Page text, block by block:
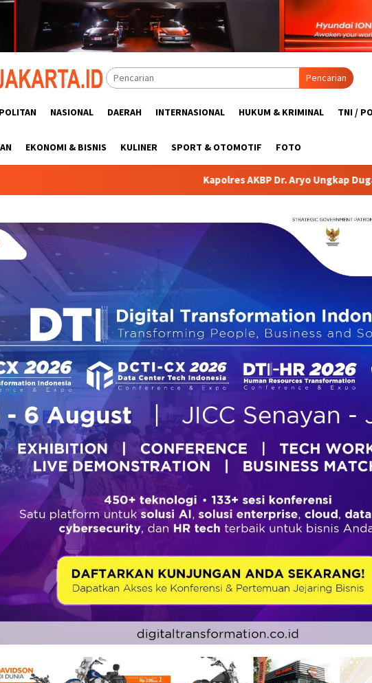
Pencarian
NASIONAL DAERAH INTERNASIONAL HUKUM & KRIMINAL TNI /
EKONOMI & BISNIS KULINER SPORT & OTOMOTIF FOTO
Kapolres AKBP Dr. Aryo Ungkap Dugaan Penggelapan